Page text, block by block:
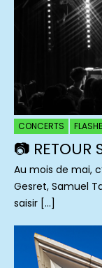
CONCERTS
📷 RETOUR
Au mois de mai,
Gesret, Samuel
saisir […]